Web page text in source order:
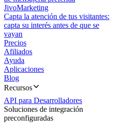
JivoMarketing
Capta la atención de tus visitantes:
capta su interés antes de que se
vayan
Precios
Afiliados
Ayuda
Aplicaciones
Blog
Recursos
API para Desarrolladores
Soluciones de integración
preconfiguradas